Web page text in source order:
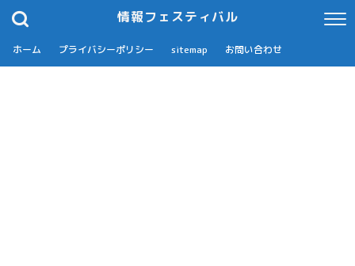
情報フェスティバル
ホーム プライバシーポリシー sitemap お問い合わせ